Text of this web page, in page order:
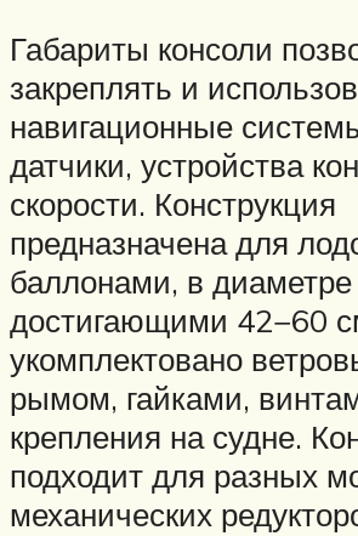
Габариты консоли
закреплять и
навигационные
датчики, устройства
скорости. Конструкция
предназначена для
баллонами, в диаметре
достигающими 42−60
укомплектовано
рымом, гайками,
крепления на судне.
подходит для разных
механических